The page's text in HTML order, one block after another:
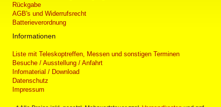
Rückgabe
AGB's und Widerrufsrecht
Batterieverordnung
Informationen
Liste mit Teleskoptreffen, Messen und sonstigen Terminen
Besuche / Ausstellung / Anfahrt
Infomaterial / Download
Datenschutz
Impressum